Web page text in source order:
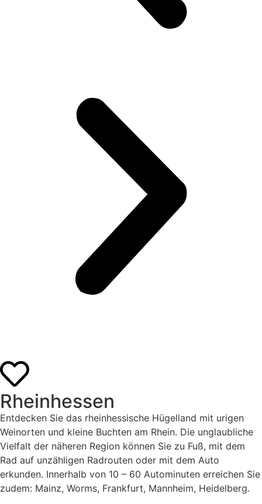
Rheinhessen
Entdecken Sie das rheinhessische Hügelland mit urigen
Weinorten und kleine Buchten am Rhein. Die unglaubliche
Vielfalt der näheren Region können Sie zu Fuß, mit dem
Rad auf unzähligen Radrouten oder mit dem Auto
erkunden. Innerhalb von 10 – 60 Autominuten erreichen Sie
zudem: Mainz, Worms, Frankfurt, Mannheim, Heidelberg.